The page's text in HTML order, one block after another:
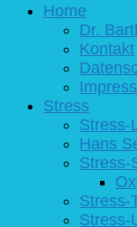
Home
Dr.
Kontakt
Stress
Stress-
Hans
Stress-
Stress-
Stress-